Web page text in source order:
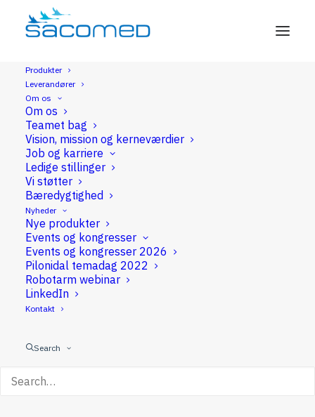
Produkter
Leverandører
Om os
Om os
Teamet bag
Vision, mission og kerneværdier
Job og karriere
Ledige stillinger
Vi støtter
Bæredygtighed
Nyheder
Nye produkter
Events og kongresser
Events og kongresser 2026
Pilonidal temadag 2022
Robotarm webinar
LinkedIn
Kontakt
Search
Cirkulære stapler
Cirkulære stapler
Cirkulære stapler
(CPH34).